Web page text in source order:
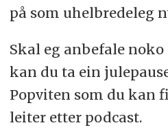
på som uhelbredeleg
Skal eg anbefale
kan du ta ein
Popviten som du kan
leiter etter podcast.